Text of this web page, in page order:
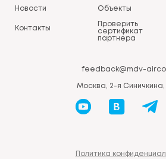
Новости Объекты
Контакты
Проверить
сертификат
партнера
feedback@mdv-
Москва, 2-я Синичкина,
Политика